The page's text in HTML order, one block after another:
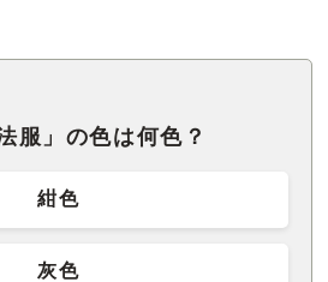
服」の色は何色？
紺色
灰色